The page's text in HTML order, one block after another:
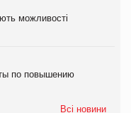
можливості
по повышению
Всі новини